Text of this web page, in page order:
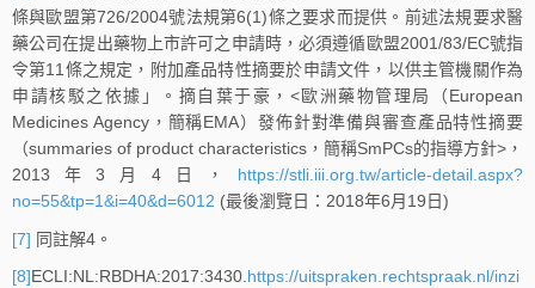
條與歐盟第726/2004號法規第6(1)條之要求而提供。前述法規要求醫
藥公司在提出藥物上市許可之申請時，必須遵循歐盟2001/83/EC號指
令第11條之規定，附加產品特性摘要於申請文件，以供主管機關作為
申請核駁之依據」。摘自葉于豪，<歐洲藥物管理局（European
Medicines Agency，簡稱EMA）發佈針對準備與審查產品特性摘要
（summaries of product characteristics，簡稱SmPCs的指導方針>，
2013年3月4日， https://stli.iii.org.tw/article-detail.aspx?
no=55&tp=1&i=40&d=6012 (最後瀏覽日：2018年6月19日)
[7] 同註解4。
[8]ECLI:NL:RBDHA:2017:3430.https://uitspraken.rechtspraak.nl/inzi